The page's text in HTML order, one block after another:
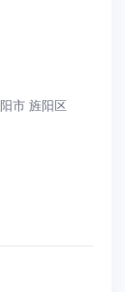
市 旌阳区